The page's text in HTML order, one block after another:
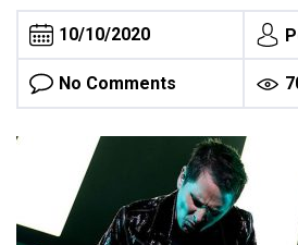
10/10/2020
No Comments